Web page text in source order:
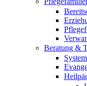
Beratung &